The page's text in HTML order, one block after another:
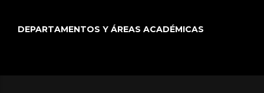
DEPARTAMENTOS Y ÁREAS ACADÉMICAS